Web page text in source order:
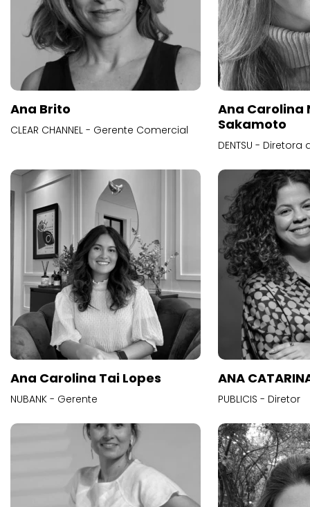
Ana Brito
CLEAR CHANNEL - Gerente Comercial
Ana Carolina
Sakamoto
DENTSU -
Ana Carolina Tai Lopes
NUBANK - Gerente
ANA
PUBLICIS - Diretor